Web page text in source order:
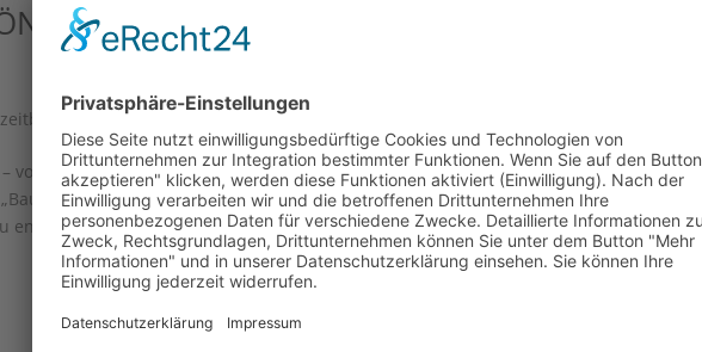
RADTOUR – UNSERE NEUE BROSCHÜRE IST
Führungen Naturbewusst
von vergangenen Zeiten, von Naturgewalten und von der tiefen Verbindung zwischen
schönen Radrunde“ laden wir dich ein, die beeindruckende Baumlandschaft
entdecken. Die 30,6...